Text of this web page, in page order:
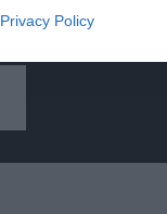
Privacy Policy